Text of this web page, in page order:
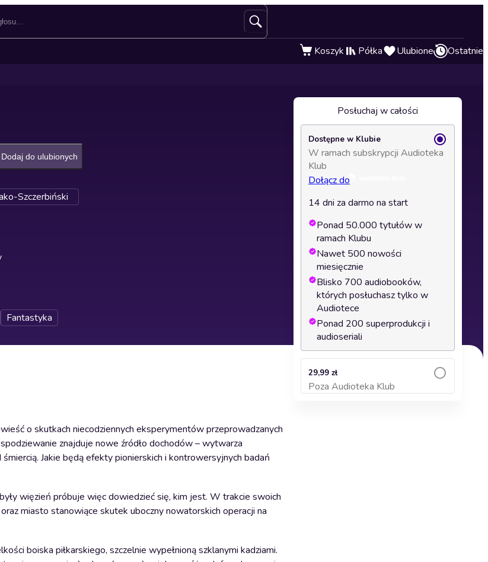
Koszyk Półka Ulubione Ostatnie
Dodaj do ulubionych
Szczerbiński
Fantastyka
o skutkach niecodziennych eksperymentów przeprowadzanych
znajduje nowe źródło dochodów – wytwarza
Jakie będą efekty pionierskich i kontrowersyjnych badań
więzień próbuje więc dowiedzieć się, kim jest. W trakcie swoich
miasto stanowiące skutek uboczny nowatorskich operacji na
boiska piłkarskiego, szczelnie wypełnioną szklanymi kadziami.
Posłuchaj w całości
Dostępne w Klubie
W ramach subskrypcji Audioteka
Klub
Dołącz do
14 dni za darmo na start
Ponad 50.000 tytułów w
ramach Klubu
Nawet 500 nowości
miesięcznie
Blisko 700 audiobooków,
których posłuchasz tylko w
Audiotece
Ponad 200 superprodukcji i
audioseriali
29,99 zł
Poza Audioteka Klub
Dodaj do koszyka